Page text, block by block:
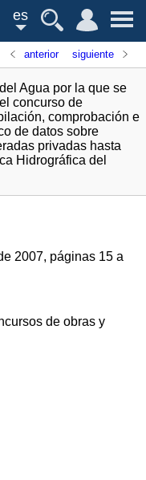
es
anterior siguiente
Agua por la que se
concurso de
comprobación e
de datos sobre
privadas hasta
Hidrográfica del
2007, páginas 15 a
de obras y